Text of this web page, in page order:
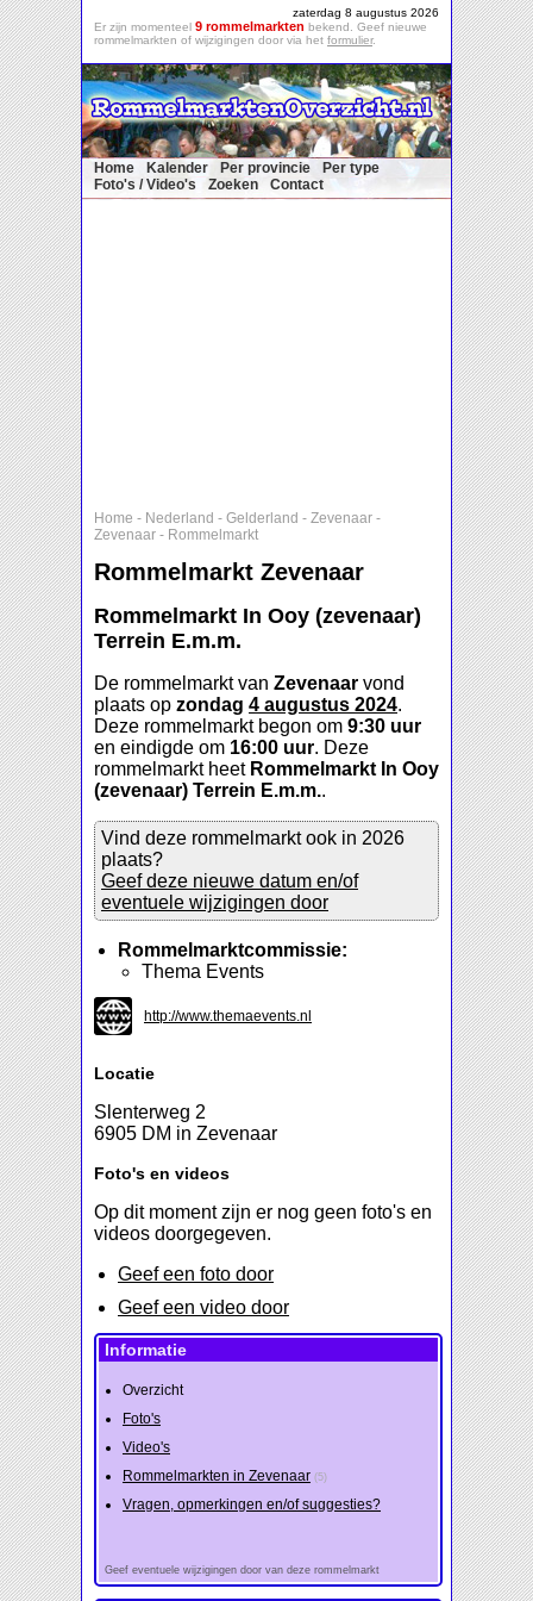
zaterdag 8 augustus 2026
Er zijn momenteel 9 rommelmarkten bekend. Geef nieuwe
rommelmarkten of wijzigingen door via het formulier.
Home Kalender Per provincie
Per type
Foto's / Video's
Zoeken Contact
Home - Nederland - Gelderland - Zevenaar -
Zevenaar - Rommelmarkt
Rommelmarkt Zevenaar
Rommelmarkt In Ooy (zevenaar)
Terrein E.m.m.
De rommelmarkt van Zevenaar vond
plaats op zondag 4 augustus 2024.
Deze rommelmarkt begon om 9:30 uur
en eindigde om 16:00 uur. Deze
rommelmarkt heet Rommelmarkt In Ooy
(zevenaar) Terrein E.m.m..
Vind deze rommelmarkt ook in 2026
plaats?
Geef deze nieuwe datum en/of
eventuele wijzigingen door
Rommelmarktcommissie:
Thema Events
http://www.themaevents.nl
Locatie
Slenterweg 2
6905 DM in Zevenaar
Foto's en videos
Op dit moment zijn er nog geen foto's en
videos doorgegeven.
Geef een foto door
Geef een video door
Informatie
Overzicht
Foto's
Video's
Rommelmarkten in Zevenaar (5)
Vragen, opmerkingen en/of suggesties?
Geef eventuele wijzigingen door van deze rommelmarkt